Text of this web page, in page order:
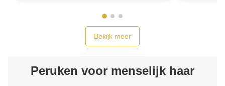
Bekijk meer
Peruken voor menselijk haar